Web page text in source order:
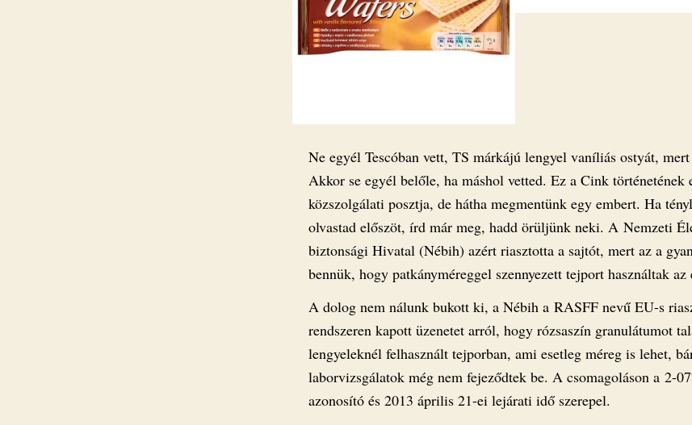
Ne egyél Tescóban vett, TS márkájú lengyel vaníliás ostyát,
Akkor se egyél belőle, ha máshol vetted. Ez a Cink történetének
közszolgálati posztja, de hátha megmentünk egy embert. Ha
olvastad előszöt, írd már meg, hadd örüljünk neki. A Nemzeti
biztonsági Hivatal (Nébih) azért riasztotta a sajtót, mert az a
bennük, hogy patkányméreggel szennyezett tejport használtak az
A dolog nem nálunk bukott ki, a Nébih a RASFF nevű EU-s
rendszeren kapott üzenetet arról, hogy rózsaszín granulátumot
lengyeleknél felhasznált tejporban, ami esetleg méreg is lehet,
laborvizsgálatok még nem fejeződtek be. A csomagoláson a 2-
azonosító és 2013 április 21-ei lejárati idő szerepel.